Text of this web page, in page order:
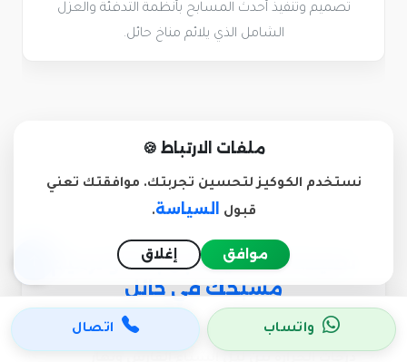
تصميم وتنفيذ أحدث المسابح بأنظمة التدفئة والعزل
الشامل الذي يلائم مناخ حائل.
نصيحة هندسية قبل بناء أو ترميم
مسبحك في حائل
عزيزي العميل في حائل، الفروقات الشاسعة في
واتساب اتصال
ملفات الارتباط 🍪
نستخدم الكوكيز لتحسين تجربتك. موافقتك تعني
قبول
السياسة.
موافق إغلاق